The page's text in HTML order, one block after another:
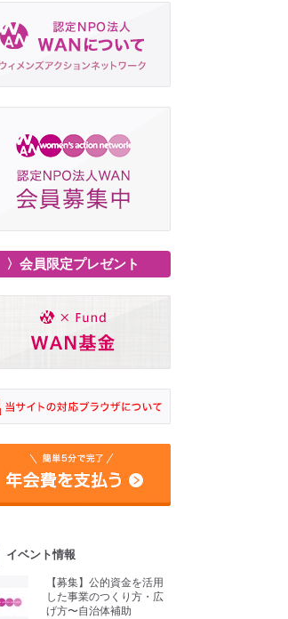
〉会員限定プレゼント
イベント情報
【募集】公的資金を活用
した事業のつくり方・広
げ方〜自治体補助